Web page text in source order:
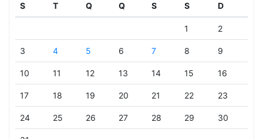
S T Q Q S S D
1 2
3 4 5 6 7 8 9
10 11 12 13 14 15 16
17 18 19 20 21 22 23
24 25 26 27 28 29 30